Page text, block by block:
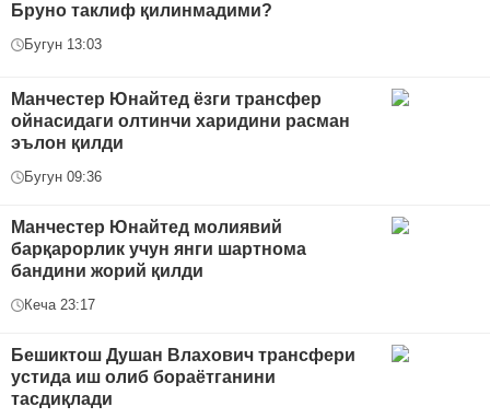
Бруно таклиф қилинмадими?
Бугун 13:03
Манчестер Юнайтед ёзги трансфер
ойнасидаги олтинчи харидини расман
эълон қилди
Бугун 09:36
Манчестер Юнайтед молиявий
барқарорлик учун янги шартнома
бандини жорий қилди
Кеча 23:17
Бешиктош Душан Влахович трансфери
устида иш олиб бораётганини
тасдиқлади